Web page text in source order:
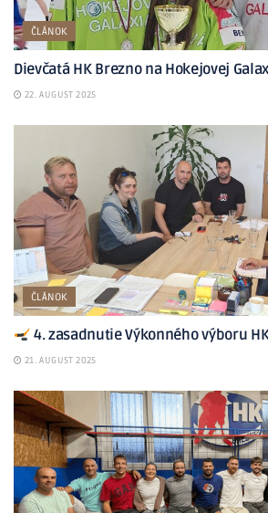
ČLÁNOK
Dievčatá HK Brezno na Hokejovej
22. AUGUST 2025
ČLÁNOK
4. zasadnutie Výkonného výboru
21. AUGUST 2025